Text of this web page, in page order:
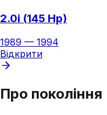
2.0i (145 Hp)
1989 — 1994
Відкрити
Про покоління